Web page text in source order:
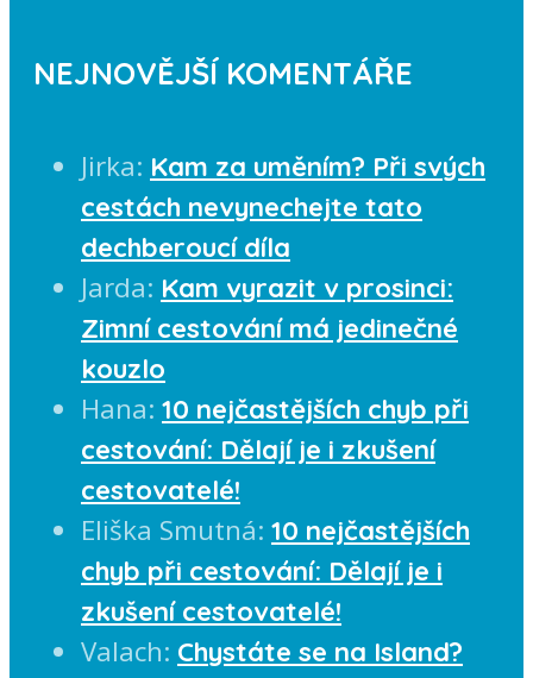
NEJNOVĚJŠÍ KOMENTÁŘE
Jirka: Kam za uměním? Při svých
cestách nevynechejte tato
dechberoucí díla
Jarda: Kam vyrazit v prosinci:
Zimní cestování má jedinečné
kouzlo
Hana: 10 nejčastějších chyb při
cestování: Dělají je i zkušení
cestovatelé!
Eliška Smutná: 10 nejčastějších
chyb při cestování: Dělají je i
zkušení cestovatelé!
Valach: Chystáte se na Island?